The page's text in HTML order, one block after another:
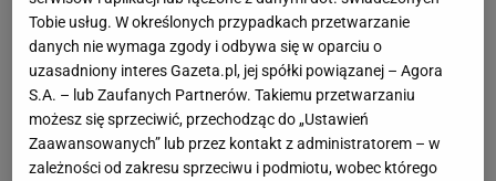
potwierdziło, że pewnego kandydata w tym roku po
prostu nie ma, i że żadna z drużyn nie znalazła się w
finałowej czwórce przypadkowo. Delecta postawiła
trudne warunki, a gra Resovii nie wyglądała
wspaniale, awans Rzeszowa z całą pewnością do
Tobie usług. W określonych przypadkach przetwarzanie
danych nie wymaga zgody i odbywa się w oparciu o
uzasadniony interes Gazeta.pl, jej spółki powiązanej – Agora
S.A. – lub Zaufanych Partnerów. Takiemu przetwarzaniu
możesz się sprzeciwić, przechodząc do „Ustawień
Zaawansowanych” lub przez kontakt z administratorem – w
zależności od zakresu sprzeciwu i podmiotu, wobec którego